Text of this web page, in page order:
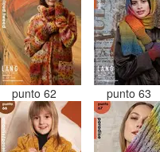
punto 62 punto 63